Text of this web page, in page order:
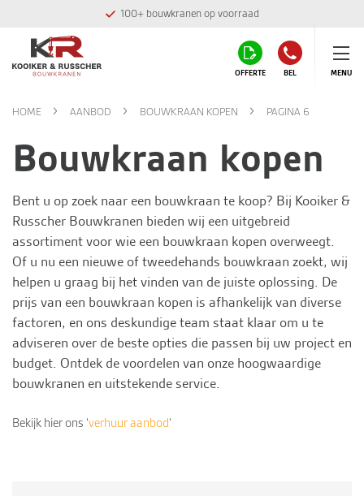
100+ bouwkranen op voorraad
OFFERTE BEL MENU
HOME AANBOD BOUWKRAAN KOPEN PAGINA 6
Bouwkraan kopen
Bent u op zoek naar een bouwkraan te koop? Bij Kooiker &
Russcher Bouwkranen bieden wij een uitgebreid
assortiment voor wie een bouwkraan kopen overweegt.
Of u nu een nieuwe of tweedehands bouwkraan zoekt, wij
helpen u graag bij het vinden van de juiste oplossing. De
prijs van een bouwkraan kopen is afhankelijk van diverse
factoren, en ons deskundige team staat klaar om u te
adviseren over de beste opties die passen bij uw project en
budget. Ontdek de voordelen van onze hoogwaardige
bouwkranen en uitstekendeservice.
Bekijk hier ons ‘verhuur aanbod‘